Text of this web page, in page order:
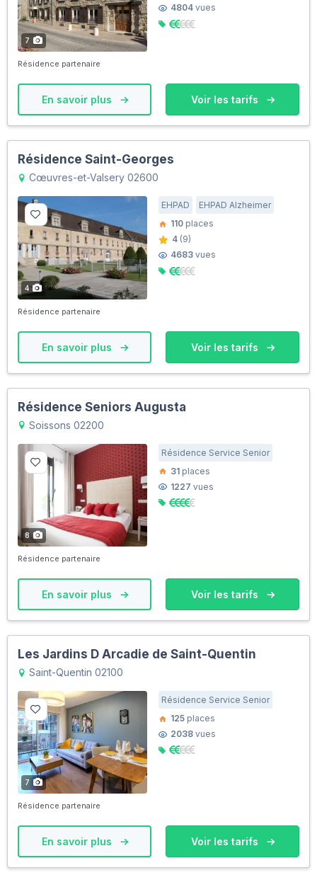
7
4804 vues
Résidence partenaire
En savoir plus Voir les tarifs
Résidence Saint-Georges
Cœuvres-et-Valsery 02600
4
EHPAD
EHPAD Alzheimer
110 places
4 (9)
4683 vues
Résidence partenaire
En savoir plus Voir les tarifs
Résidence Seniors Augusta
Soissons 02200
8
Résidence Service Senior
31 places
1227 vues
Résidence partenaire
En savoir plus Voir les tarifs
Les Jardins D Arcadie de Saint-Quentin
Saint-Quentin 02100
7
Résidence Service Senior
125 places
2038 vues
Résidence partenaire
En savoir plus Voir les tarifs